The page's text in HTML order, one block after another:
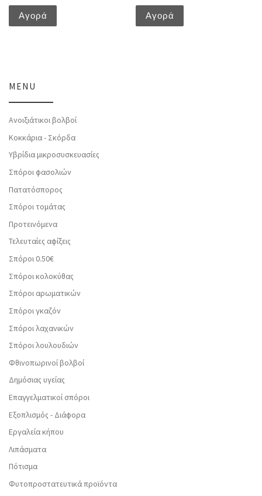
Αγορά Αγορά
MENU
Ανοιξιάτικοι βολβοί
Κοκκάρια - Σκόρδα
Υβρίδια μικροσυσκευασίες
Σπόροι φασολιών
Πατατόσπορος
Σπόροι τομάτας
Προτεινόμενα
Τελευταίες αφίξεις
Σπόροι 0.50€
Σπόροι κολοκύθας
Σπόροι αρωματικών
Σπόροι γκαζόν
Σπόροι λαχανικών
Σπόροι λουλουδιών
Φθινοπωρινοί βολβοί
Δημόσιας υγείας
Επαγγελματικοί σπόροι
Εξοπλισμός - Διάφορα
Εργαλεία κήπου
Λιπάσματα
Πότισμα
Φυτοπροστατευτικά προϊόντα